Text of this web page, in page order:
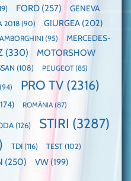
FORD (257)
GENEVA
2018 (90) GIURGEA (202)
(95)
MERCEDES-
(330)
MOTORSHOW
(108) PEUGEOT(85)
(94) PRO TV (2316)
ROMÂNIA(87)
(126) STIRI (3287)
TDI (116) TEST (102)
(250) VW (199)